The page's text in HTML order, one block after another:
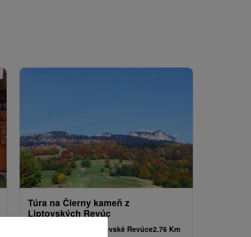
Túra na Čierny kameň z
Liptovských Revúc
Liptovské Revúce2.76 Km